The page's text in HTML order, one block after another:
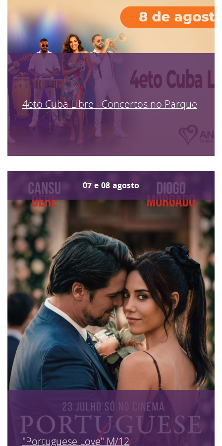
4eto Cuba Libre - Concertos no Parque
07 e 08 agosto
"Portuguese Love" M/12